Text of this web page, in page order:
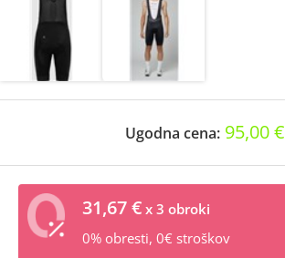
Ugodna cena: 95,00 €
31,67 € x 3 obroki
0% obresti, 0€ stroškov